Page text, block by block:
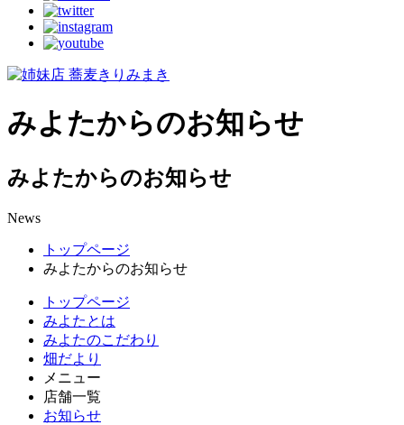
みよたからのお知らせ
みよたからのお知らせ
News
トップページ
みよたからのお知らせ
トップページ
みよたとは
みよたのこだわり
畑だより
メニュー
店舗一覧
お知らせ